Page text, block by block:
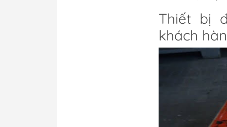
Thiết bị
khách